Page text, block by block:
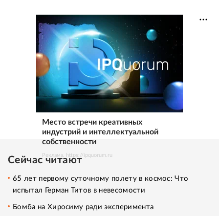
Место встречи креативных
индустрий и интеллектуальной
собственности
Реклама. https://ipquorum.ru
Сейчас читают
65 лет первому суточному полету в космос: Что
испытал Герман Титов в невесомости
Бомба на Хиросиму ради эксперимента